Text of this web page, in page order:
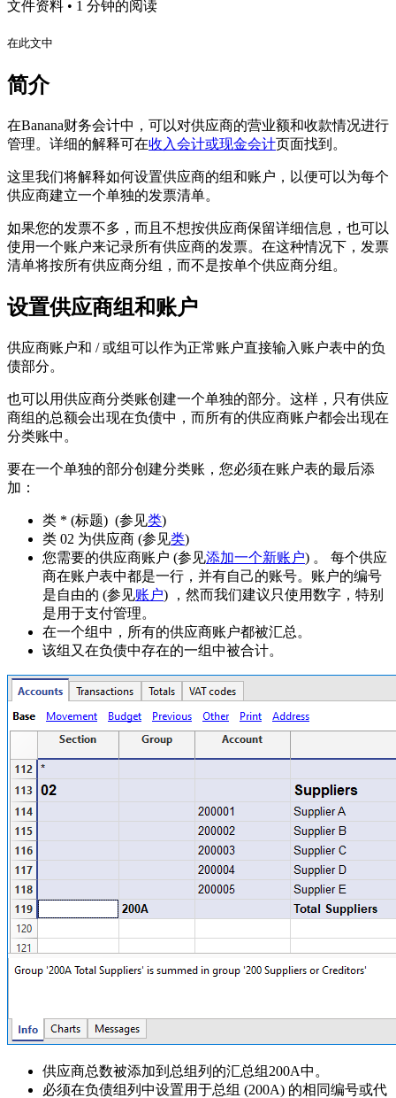
文件资料 • 1 分钟的阅读
在此文中
简介
在Banana财务会计中，可以对供应商的营业额和收款情况进行
管理。详细的解释可在收入会计或现金会计页面找到。
这里我们将解释如何设置供应商的组和账户，以便可以为每个
供应商建立一个单独的发票清单。
如果您的发票不多，而且不想按供应商保留详细信息，也可以
使用一个账户来记录所有供应商的发票。在这种情况下，发票
清单将按所有供应商分组，而不是按单个供应商分组。
设置供应商组和账户
供应商账户和 / 或组可以作为正常账户直接输入账户表中的负
债部分。
也可以用供应商分类账创建一个单独的部分。这样，只有供应
商组的总额会出现在负债中，而所有的供应商账户都会出现在
分类账中。
要在一个单独的部分创建分类账，您必须在账户表的最后添
加：
类 * (标题) (参见类)
类 02 为供应商 (参见类)
您需要的供应商账户 (参见添加一个新账户) 。 每个供应
商在账户表中都是一行，并有自己的账号。账户的编号
是自由的 (参见账户) ，然而我们建议只使用数字，特别
是用于支付管理。
在一个组中，所有的供应商账户都被汇总。
该组又在负债中存在的一组中被合计。
供应商总数被添加到总组列的汇总组200A中。
必须在负债组列中设置用于总组 (200A) 的相同编号或代